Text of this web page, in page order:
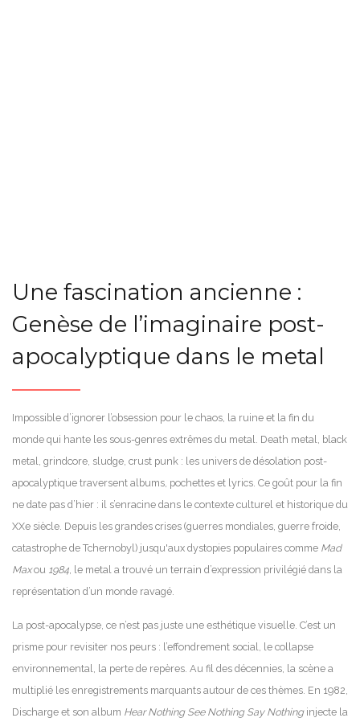
Une fascination ancienne :
Genèse de l’imaginaire post-
apocalyptique dans le metal
Impossible d’ignorer l’obsession pour le chaos, la ruine et la fin du
monde qui hante les sous-genres extrêmes du metal. Death metal, black
metal, grindcore, sludge, crust punk : les univers de désolation post-
apocalyptique traversent albums, pochettes et lyrics. Ce goût pour la fin
ne date pas d’hier : il s’enracine dans le contexte culturel et historique du
XXe siècle. Depuis les grandes crises (guerres mondiales, guerre froide,
catastrophe de Tchernobyl) jusqu'aux dystopies populaires comme Mad
Maxou 1984 , le metal a trouvé un terrain d’expression privilégié dans la
représentation d’un monde ravagé.
La post-apocalypse, ce n’est pas juste une esthétique visuelle. C’est un
prisme pour revisiter nos peurs : l’effondrement social, le collapse
environnemental, la perte de repères. Au fil des décennies, la scène a
multiplié les enregistrements marquants autour de ces thèmes. En 1982,
Discharge et son album Hear Nothing See Nothing Say Nothinginjecte la